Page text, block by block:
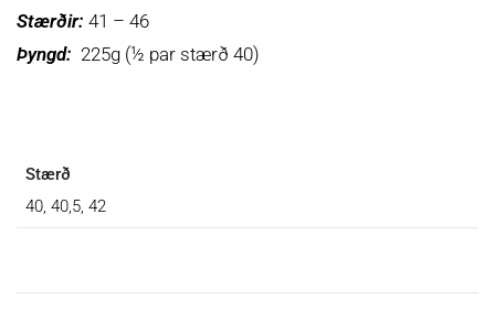
Stærðir: 41 – 46
Þyngd: 225g (½ par stærð 40)
Stærð
40, 40,5, 42